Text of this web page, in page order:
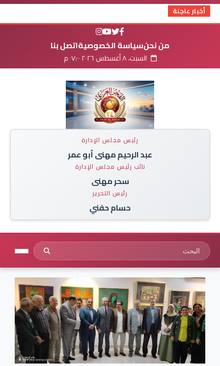
أخبار عاجلة
من نحنسياسة الخصوصيةاتصل بنا
السبت، ٨ أغسطس ٢٠٢٦ ٠٧:٠٠ م
رئيس مجلس الإدارة
عبد الرحيم مهنى أبو عمر
نائب رئيس مجلس الإدارة
سحر مهنى
رئيس التحرير
حسام حفني